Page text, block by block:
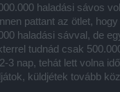
haladási sávos
pattant az ötlet,
haladási sávval, de
tudnád csak
3 nap, tehát lett volna
küldjétek tovább